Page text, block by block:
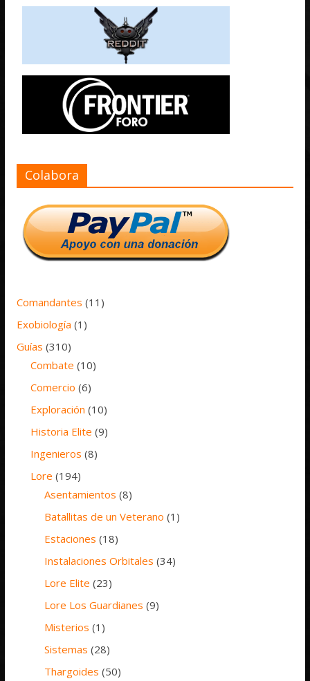
Colabora
Comandantes (11)
Exobiología (1)
Guías (310)
Combate (10)
Comercio (6)
Exploración (10)
Historia Elite (9)
Ingenieros (8)
Lore (194)
Asentamientos (8)
Batallitas de un Veterano (1)
Estaciones (18)
Instalaciones Orbitales (34)
Lore Elite (23)
Lore Los Guardianes (9)
Misterios (1)
Sistemas (28)
Thargoides (50)